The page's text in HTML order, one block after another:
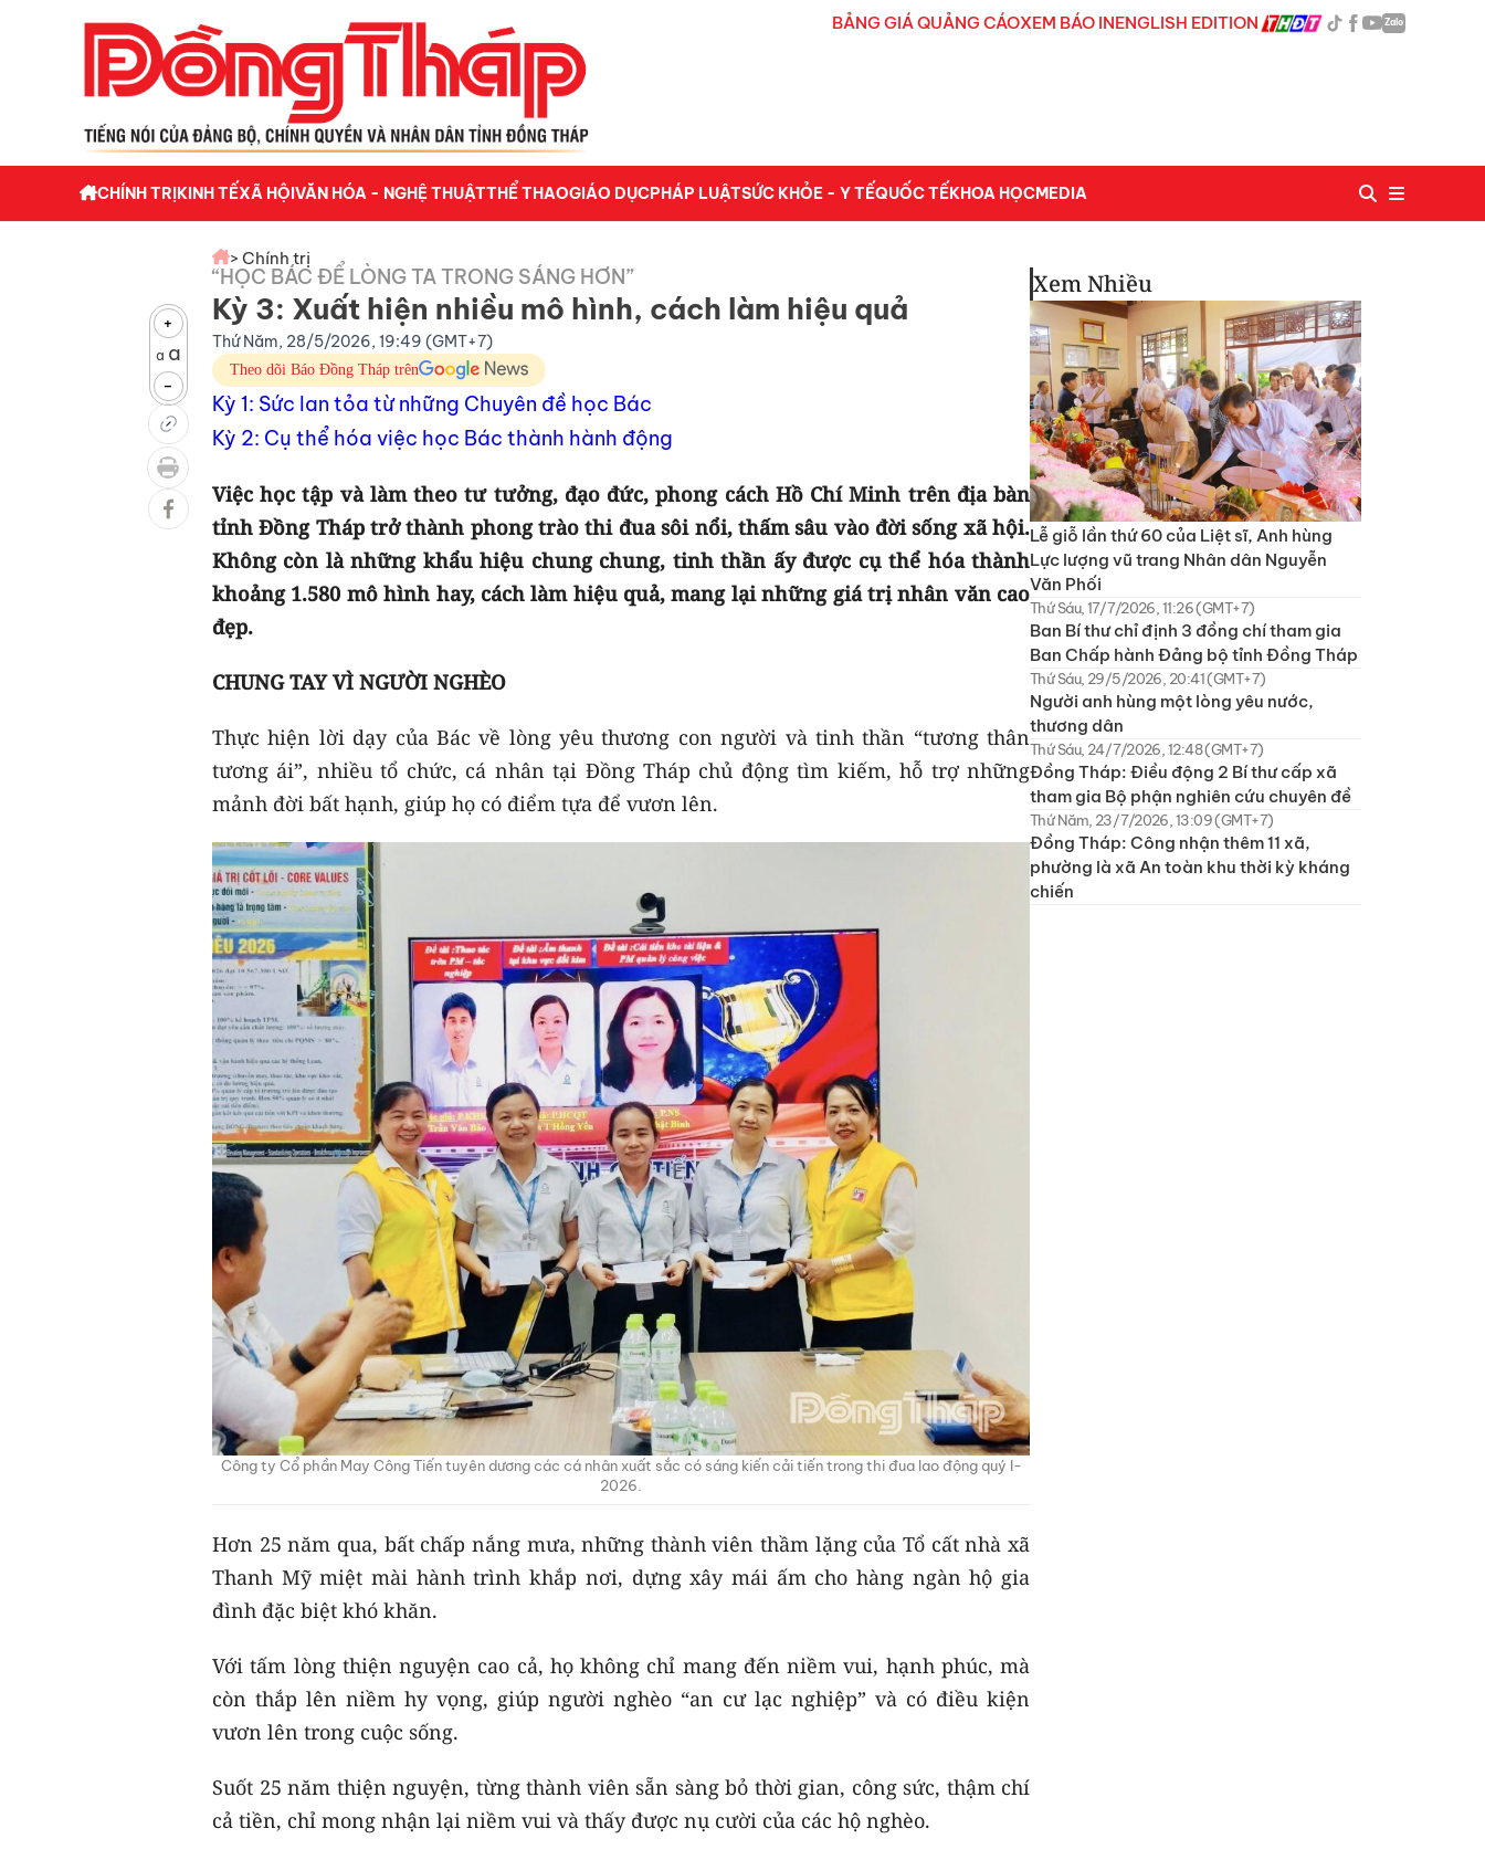
BẢNG GIÁ QUẢNG CÁOXEM BÁO INENGLISH EDITION Zalo
CHÍNH TRỊKINH TẾXÃ HỘIVĂN HÓA - NGHỆ THUẬTTHỂ THAOGIÁO DỤCPHÁP LUẬTSỨC KHỎE - Y TẾQUỐC TẾKHOA HỌCMEDIA
+
a a
-
> Chính trị
“HỌC BÁC ĐỂ LÒNG TA TRONG SÁNG HƠN”
Kỳ 3: Xuất hiện nhiều mô hình, cách làm hiệu quả
Thứ Năm, 28/5/2026, 19:49 (GMT+7)
Theo dõi Báo Đồng Tháp trên
Kỳ 1: Sức lan tỏa từ những Chuyên đề học Bác
Kỳ 2: Cụ thể hóa việc học Bác thành hành động
Việc học tập và làm theo tư tưởng, đạo đức, phong cách Hồ Chí Minh trên địa bàn
tỉnh Đồng Tháp trở thành phong trào thi đua sôi nổi, thấm sâu vào đời sống xã hội.
Không còn là những khẩu hiệu chung chung, tinh thần ấy được cụ thể hóa thành
khoảng 1.580 mô hình hay, cách làm hiệu quả, mang lại những giá trị nhân văn cao
đẹp.
CHUNG TAY VÌ NGƯỜI NGHÈO
Thực hiện lời dạy của Bác về lòng yêu thương con người và tinh thần “tương thân
tương ái”, nhiều tổ chức, cá nhân tại Đồng Tháp chủ động tìm kiếm, hỗ trợ những
mảnh đời bất hạnh, giúp họ có điểm tựa để vươn lên.
Công ty Cổ phần May Công Tiến tuyên dương các cá nhân xuất sắc có sáng kiến cải tiến trong thi đua lao động quý I-
2026.
Hơn 25 năm qua, bất chấp nắng mưa, những thành viên thầm lặng của Tổ cất nhà xã
Thanh Mỹ miệt mài hành trình khắp nơi, dựng xây mái ấm cho hàng ngàn hộ gia
đình đặc biệt khó khăn.
Với tấm lòng thiện nguyện cao cả, họ không chỉ mang đến niềm vui, hạnh phúc, mà
còn thắp lên niềm hy vọng, giúp người nghèo “an cư lạc nghiệp” và có điều kiện
vươn lên trong cuộc sống.
Suốt 25 năm thiện nguyện, từng thành viên sẵn sàng bỏ thời gian, công sức, thậm chí
cả tiền, chỉ mong nhận lại niềm vui và thấy được nụ cười của các hộ nghèo.
Xem Nhiều
Lễ giỗ lần thứ 60 của Liệt sĩ, Anh hùng
Lực lượng vũ trang Nhân dân Nguyễn
Văn Phối
Thứ Sáu, 17/7/2026, 11:26 (GMT+7)
Ban Bí thư chỉ định 3 đồng chí tham gia
Ban Chấp hành Đảng bộ tỉnh Đồng Tháp
Thứ Sáu, 29/5/2026, 20:41 (GMT+7)
Người anh hùng một lòng yêu nước,
thương dân
Thứ Sáu, 24/7/2026, 12:48 (GMT+7)
Đồng Tháp: Điều động 2 Bí thư cấp xã
tham gia Bộ phận nghiên cứu chuyên đề
Thứ Năm, 23/7/2026, 13:09 (GMT+7)
Đồng Tháp: Công nhận thêm 11 xã,
phường là xã An toàn khu thời kỳ kháng
chiến